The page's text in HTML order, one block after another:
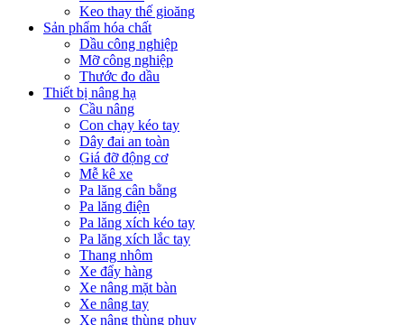
Keo thay thế gioăng
Sản phẩm hóa chất
Dầu công nghiệp
Mỡ công nghiệp
Thước đo dầu
Thiết bị nâng hạ
Cầu nâng
Con chạy kéo tay
Dây đai an toàn
Giá đỡ động cơ
Mễ kê xe
Pa lăng cân bằng
Pa lăng điện
Pa lăng xích kéo tay
Pa lăng xích lắc tay
Thang nhôm
Xe đẩy hàng
Xe nâng mặt bàn
Xe nâng tay
Xe nâng thùng phuy